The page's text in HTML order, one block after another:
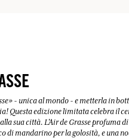
- unica al mondo - e metterla in
Questa edizione limitata celebra il
sua città. L'Air de Grasse profuma
di mandarino per la golosità, e una